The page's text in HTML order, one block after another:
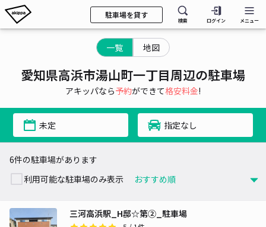
駐車場を貸す
検索 ログイン メニュー
一覧 地図
愛知県高浜市湯山町一丁目周辺の駐車場
アキッパなら予約ができて格安料金!
未定 指定なし
6件の駐車場があります
利用可能な駐車場のみ表示
三河高浜駅_H邸☆第②_駐車場